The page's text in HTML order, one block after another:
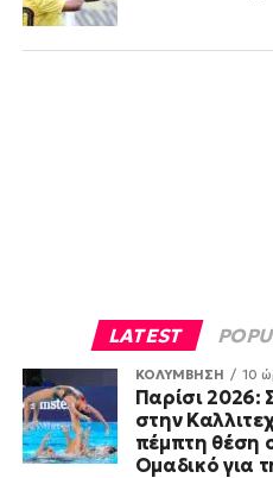
LATEST
ΚΟΛΥΜΒΗΣΗ 10
Παρίσι 2026:
στην
πέμπτη θέση
Ομαδικό για